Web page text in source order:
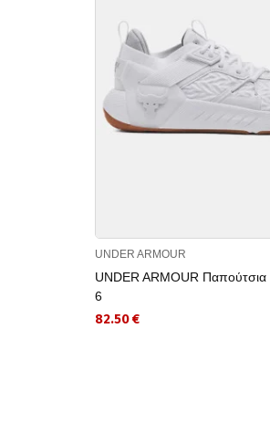
UNDER ARMOUR
UNDER ARMOUR
6
82.50 €